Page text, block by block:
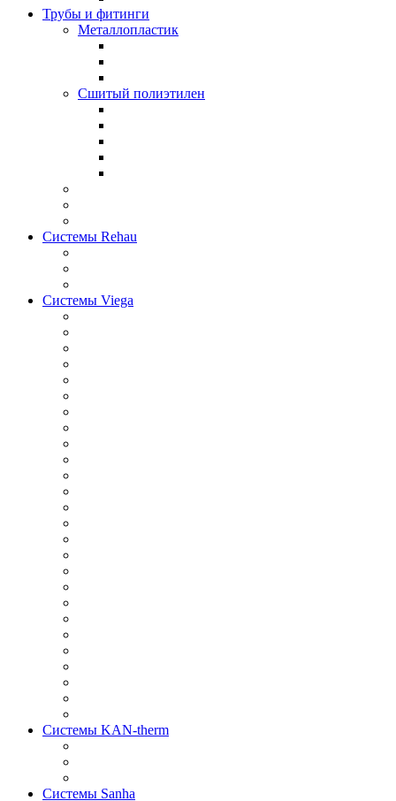
Трубы и фитинги
Металлопластик
Сшитый полиэтилен
Системы Rehau
Системы Viega
Системы KAN-therm
Системы Sanha